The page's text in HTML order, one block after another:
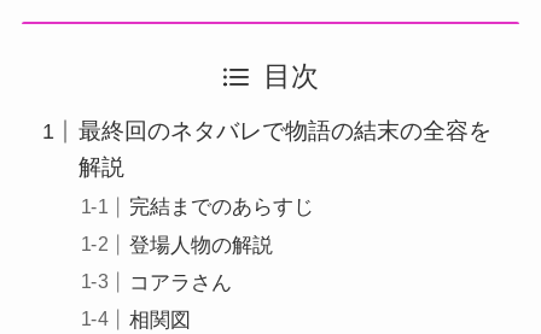
目次
最終回のネタバレで物語の結末の全容を
解説
完結までのあらすじ
登場人物の解説
コアラさん
相関図